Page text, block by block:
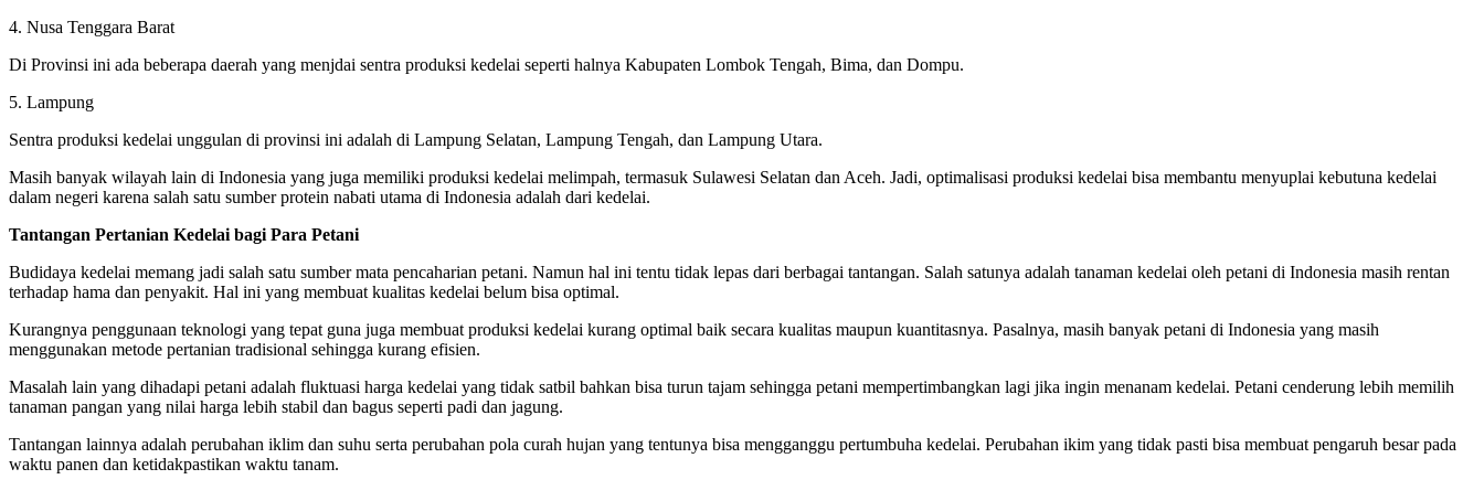
4. Nusa Tenggara Barat
Di Provinsi ini ada beberapa daerah yang menjdai sentra produksi kedelai seperti halnya Kabupaten Lombok Tengah, Bima, dan Dompu.
5. Lampung
Sentra produksi kedelai unggulan di provinsi ini adalah di Lampung Selatan, Lampung Tengah, dan Lampung Utara.
Masih banyak wilayah lain di Indonesia yang juga memiliki produksi kedelai melimpah, termasuk Sulawesi Selatan dan Aceh. Jadi, optimalisasi produksi kedelai bisa membantu menyuplai kebutuna kedelai
dalam negeri karena salah satu sumber protein nabati utama di Indonesia adalah dari kedelai.
Tantangan Pertanian Kedelai bagi Para Petani
Budidaya kedelai memang jadi salah satu sumber mata pencaharian petani. Namun hal ini tentu tidak lepas dari berbagai tantangan. Salah satunya adalah tanaman kedelai oleh petani di Indonesia masih rentan
terhadap hama dan penyakit. Hal ini yang membuat kualitas kedelai belum bisa optimal.
Kurangnya penggunaan teknologi yang tepat guna juga membuat produksi kedelai kurang optimal baik secara kualitas maupun kuantitasnya. Pasalnya, masih banyak petani di Indonesia yang masih
menggunakan metode pertanian tradisional sehingga kurang efisien.
Masalah lain yang dihadapi petani adalah fluktuasi harga kedelai yang tidak satbil bahkan bisa turun tajam sehingga petani mempertimbangkan lagi jika ingin menanam kedelai. Petani cenderung lebih memilih
tanaman pangan yang nilai harga lebih stabil dan bagus seperti padi dan jagung.
Tantangan lainnya adalah perubahan iklim dan suhu serta perubahan pola curah hujan yang tentunya bisa mengganggu pertumbuha kedelai. Perubahan ikim yang tidak pasti bisa membuat pengaruh besar pada
waktu panen dan ketidakpastikan waktu tanam.